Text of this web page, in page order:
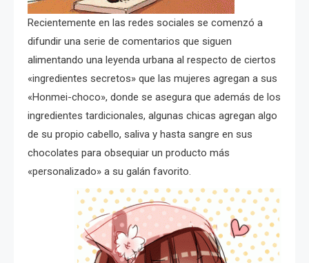
Recientemente en las redes sociales se comenzó a
difundir una serie de comentarios que siguen
alimentando una leyenda urbana al respecto de ciertos
«ingredientes secretos» que las mujeres agregan a sus
«Honmei-choco», donde se asegura que además de los
ingredientes tardicionales, algunas chicas agregan algo
de su propio cabello, saliva y hasta sangre en sus
chocolates para obsequiar un producto más
«personalizado» a su galán favorito.